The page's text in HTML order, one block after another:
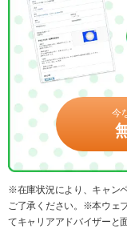
今
※在庫状況により、キャン
ご了承ください。※本ウェ
てキャリアアドバイザーと